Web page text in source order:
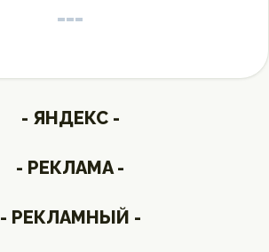
- ЯНДЕКС -
- РЕКЛАМА -
- РЕКЛАМНЫЙ -